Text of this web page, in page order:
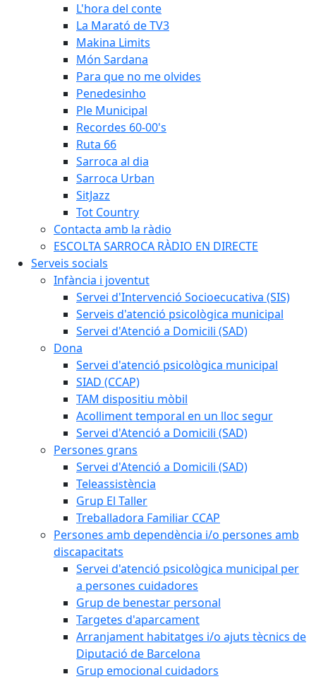
L'hora del conte
La Marató de TV3
Makina Limits
Món Sardana
Para que no me olvides
Penedesinho
Ple Municipal
Recordes 60-00's
Ruta 66
Sarroca al dia
Sarroca Urban
SitJazz
Tot Country
Contacta amb la ràdio
ESCOLTA SARROCA RÀDIO EN DIRECTE
Serveis socials
Infància i joventut
Servei d'Intervenció Socioecucativa (SIS)
Serveis d'atenció psicològica municipal
Servei d'Atenció a Domicili (SAD)
Dona
Servei d'atenció psicològica municipal
SIAD (CCAP)
TAM dispositiu mòbil
Acolliment temporal en un lloc segur
Servei d'Atenció a Domicili (SAD)
Persones grans
Servei d'Atenció a Domicili (SAD)
Teleassistència
Grup El Taller
Treballadora Familiar CCAP
Persones amb dependència i/o persones amb
discapacitats
Servei d'atenció psicològica municipal per
a persones cuidadores
Grup de benestar personal
Targetes d'aparcament
Arranjament habitatges i/o ajuts tècnics de
Diputació de Barcelona
Grup emocional cuidadors